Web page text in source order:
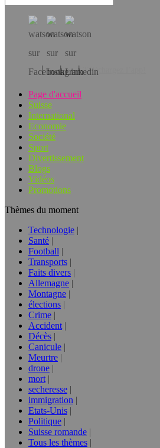
Téléchargez l’app!
Page d'accueil
Suisse
International
Economie
Société
Sport
Divertissement
Blogs
Vidéos
Promotions
Thèmes du moment
Technologie
Santé
Football
Transports
Faits divers
Allemagne
Montagne
élections
Crime
Accident
Décès
Canicule
Meurtre
drone
mort
secheresse
immigration
Etats-Unis
Politique
Suisse romande
Tous les thèmes